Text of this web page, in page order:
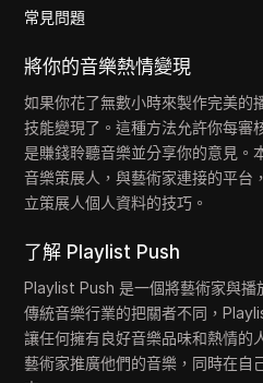
常見問題
將你的音樂熱情變現
如果你花了無數小時來製作完美的
技能變現了。這種方法允許你每審
是賺錢聆聽音樂並分享你的意見。
音樂策展人，與藝術家連接的平台
立策展人個人資料的技巧。
了解 Playlist Push
Playlist Push 是一個將藝術家與播
傳統音樂行業的把關者不同，
讓任何擁有良好音樂品味和熱情的
藝術家推廣他們的音樂，同時在自